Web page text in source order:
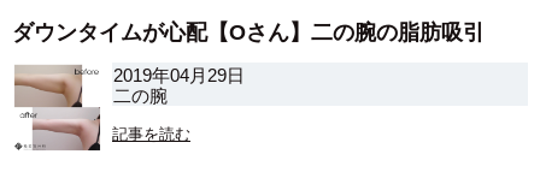
ダウンタイムが心配【Oさん】二の腕の脂肪吸引
2019年04月29日
二の腕
記事を読む